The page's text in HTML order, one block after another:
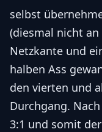
selbst
(diesmal nicht
Netzkante und
halben Ass
den vierten und
Durchgang.
3:1 und somit